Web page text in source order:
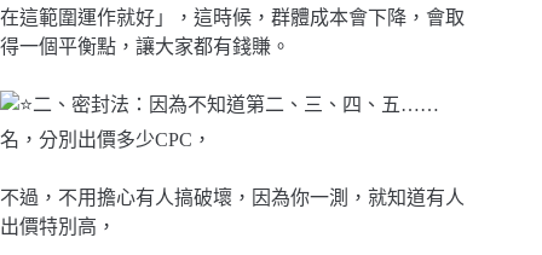
在這範圍運作就好」，這時候，群體成本會下降，會取
得一個平衡點，讓大家都有錢賺。
二、密封法：因為不知道第二、三、四、五……
名，分別出價多少CPC，
不過，不用擔心有人搞破壞，因為你一測，就知道有人
出價特別高，